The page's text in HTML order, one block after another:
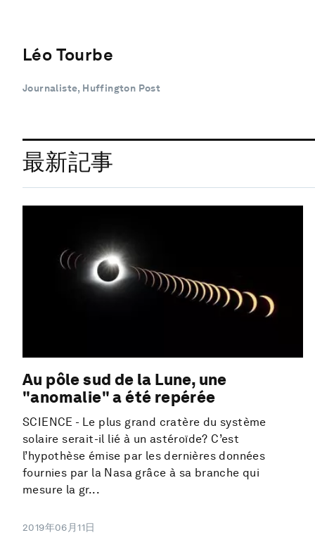
Léo Tourbe
Journaliste, Huffington Post
最新記事
Au pôle sud de la Lune, une
"anomalie" a été repérée
SCIENCE - Le plus grand cratère du système
solaire serait-il lié à un astéroïde? C’est
l’hypothèse émise par les dernières données
fournies par la Nasa grâce à sa branche qui
mesure la gr...
2019年06月11日